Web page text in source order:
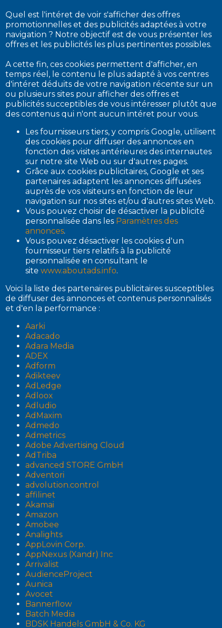
Quel est l'intéret de voir s'afficher des offres
promotionnelles et des publicités adaptées à votre
navigation ? Notre objectif est de vous présenter les
offres et les publicités les plus pertinentes possibles.
A cette fin, ces cookies permettent d'afficher, en
temps réel, le contenu le plus adapté à vos centres
d'intéret déduits de votre navigation récente sur un
ou plusieurs sites pour afficher des offres et
publicités succeptibles de vous intéresser plutôt que
des contenus qui n'ont aucun intéret pour vous.
Les fournisseurs tiers, y compris Google, utilisent
des cookies pour diffuser des annonces en
fonction des visites antérieures des internautes
sur notre site Web ou sur d'autres pages.
Grâce aux cookies publicitaires, Google et ses
partenaires adaptent les annonces diffusées
auprès de vos visiteurs en fonction de leur
navigation sur nos sites et/ou d'autres sites Web.
Vous pouvez choisir de désactiver la publicité
personnalisée dans les Paramètres des
annonces.
Vous pouvez désactiver les cookies d'un
fournisseur tiers relatifs à la publicité
personnalisée en consultant le
site www.aboutads.info.
Voici la liste des partenaires publicitaires susceptibles
de diffuser des annonces et contenus personnalisés
et d'en la performance :
Aarki
Adacado
Adara Media
ADEX
Adform
Adikteev
AdLedge
Adloox
Adludio
AdMaxim
Admedo
Admetrics
Adobe Advertising Cloud
AdTriba
advanced STORE GmbH
Adventori
advolution.control
affilinet
Akamai
Amazon
Amobee
Analights
AppLovin Corp.
AppNexus (Xandr) Inc
Arrivalist
AudienceProject
Aunica
Avocet
Bannerflow
Batch Media
BDSK Handels GmbH & Co. KG